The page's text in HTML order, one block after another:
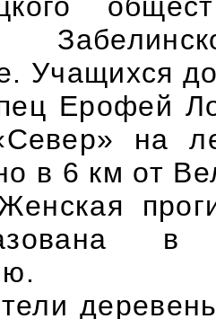
Учащихся
Ерофей
на
в 6 км от
в
деревень